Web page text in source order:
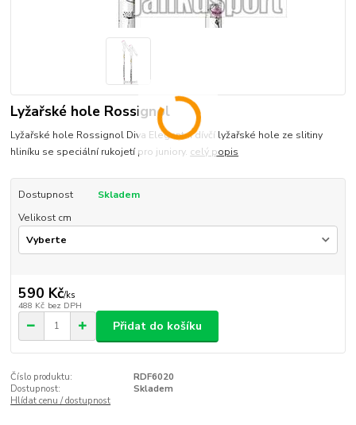
Lyžařské hole Rossignol
Lyžařské hole Rossignol Diva Elegantní dívčí lyžařské hole ze slitiny
hliníku se speciální rukojetí pro juniory. celý popis
Dostupnost
Skladem
Velikost cm
590 Kč/ks
488 Kč bez DPH
Přidat do košíku
Číslo produktu:
RDF6020
Dostupnost:
Skladem
Hlídat cenu / dostupnost